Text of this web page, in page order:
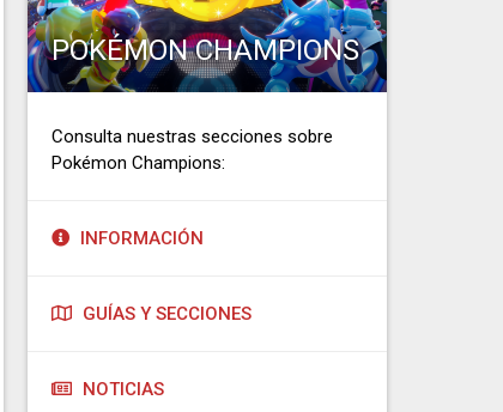
POKÉMON CHAMPIONS
Consulta nuestras secciones sobre
Pokémon Champions:
INFORMACIÓN
GUÍAS Y SECCIONES
NOTICIAS